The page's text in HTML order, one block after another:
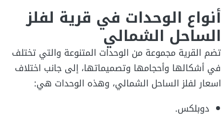
أنواع الوحدات في قرية لفلز
الساحل الشمالي
تضم القرية مجموعة من الوحدات المتنوعة والتي تختلف
في أشكالها وأحجامها وتصميماتها، إلى جانب اختلاف
اسعار لفلز الساحل الشمالي، وهذه الوحدات هي:
دوبلكس.